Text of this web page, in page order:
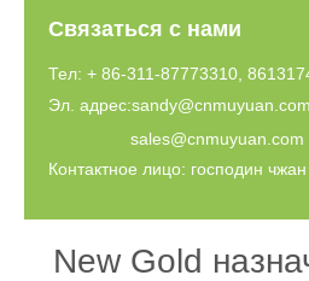
Связаться с нами
Тел: + 86-311-87773310,
Эл. адрес:sandy@cnmuyuan.com
sales@cnmuyuan.com
Контактное лицо: господин чжан
New Gold